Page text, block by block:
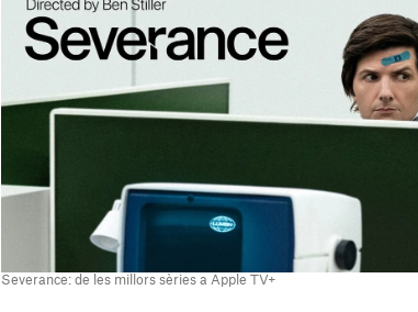
Severance: de les millors sèries a Apple TV+